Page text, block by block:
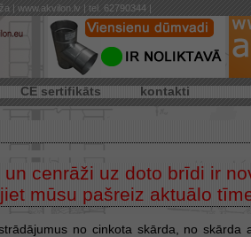
| www.akvilon.lv | tel. 62790344 |
CE sertifikāts kontakti
cenrāži uz doto brīdi ir
mūsu pašreiz aktuālo
no cinkota skārda, no skārda